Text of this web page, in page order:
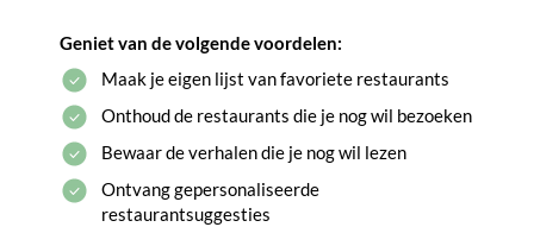
Geniet van de volgende voordelen:
Maak je eigen lijst van favoriete restaurants
Onthoud de restaurants die je nog wil bezoeken
Bewaar de verhalen die je nog wil lezen
Ontvang gepersonaliseerde
restaurantsuggesties